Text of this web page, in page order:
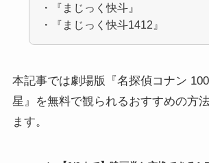
・『まじっく快斗』
・『まじっく快斗1412』
本記事では劇場版『名探偵コナン
星』を無料で観られるおすすめの方
ます。